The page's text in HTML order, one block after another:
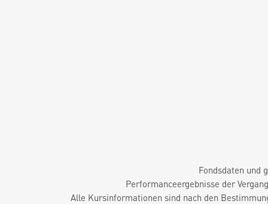
Fondsdaten und
Performanceergebnisse der
Alle Kursinformationen sind nach den